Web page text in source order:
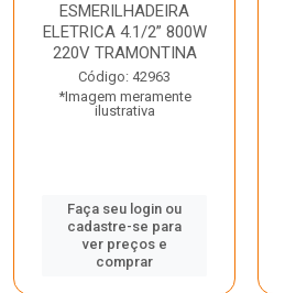
ESMERILHADEIRA
ELETRICA 4.1/2” 800W
220V TRAMONTINA
Código: 42963
*Imagem meramente
ilustrativa
Faça seu login ou
cadastre-se para
ver preços e
comprar